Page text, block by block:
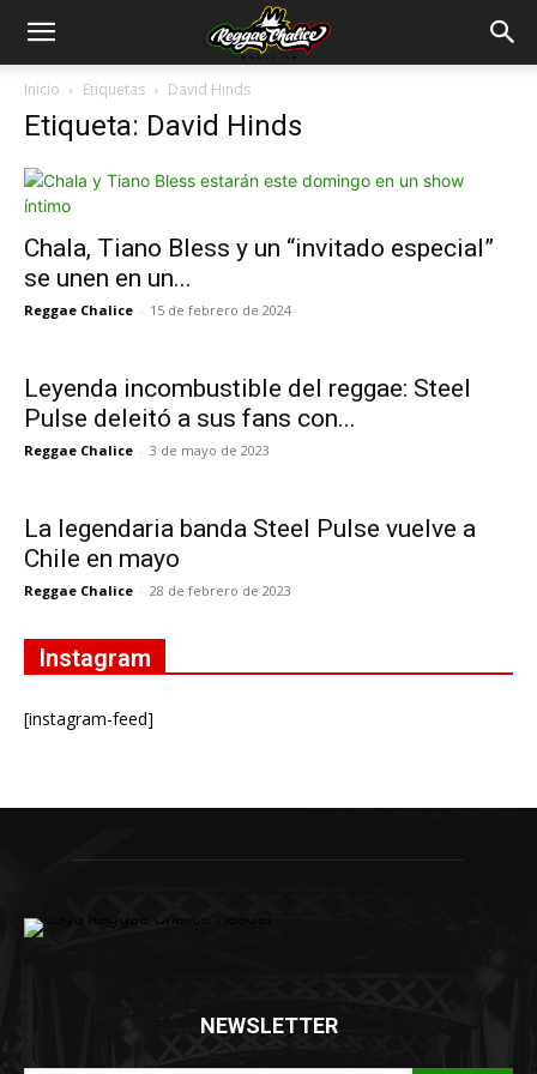
Inicio Etiquetas David Hinds
Etiqueta: David Hinds
Chala, Tiano Bless y un “invitado especial”
se unen en un...
Reggae Chalice - 15 de febrero de 2024
Leyenda incombustible del reggae: Steel
Pulse deleitó a sus fans con...
Reggae Chalice - 3 de mayo de 2023
La legendaria banda Steel Pulse vuelve a
Chile en mayo
Reggae Chalice - 28 de febrero de 2023
Instagram
[instagram-feed]
NEWSLETTER